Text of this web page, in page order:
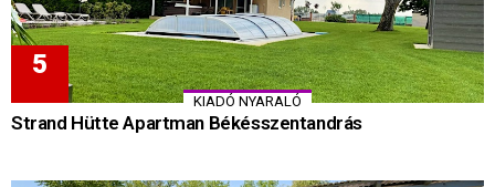
KIADÓ NYARALÓ
Strand Hütte Apartman Békésszentandrás